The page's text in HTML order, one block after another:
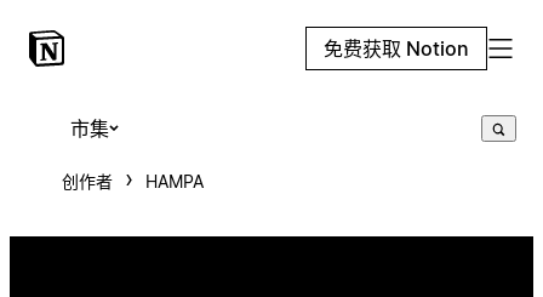
免费获取 Notion
市集
创作者 HAMPA